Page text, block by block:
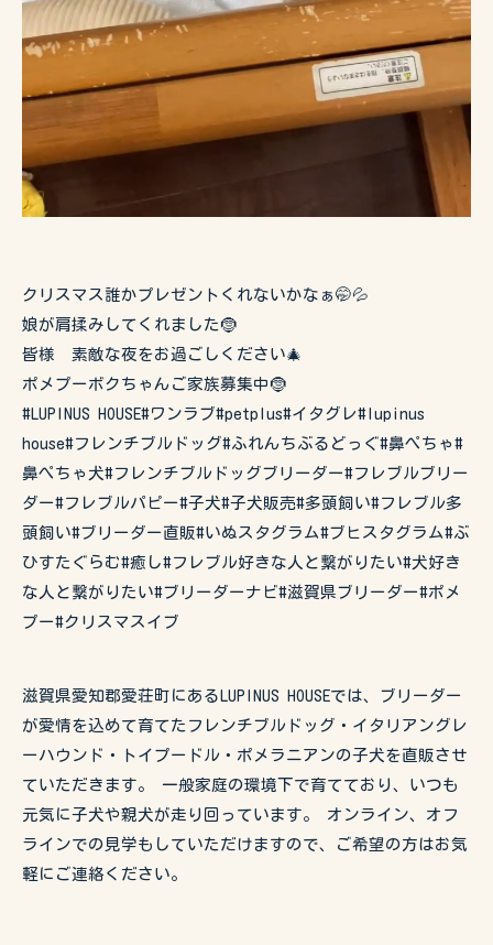
クリスマス誰かプレゼントくれないかなぁ🤭💦
娘が肩揉みしてくれました🤶
皆様 素敵な夜をお過ごしください🎄
ポメプーボクちゃんご家族募集中🤶
#LUPINUS HOUSE#ワンラブ#petplus#イタグレ#lupinus
house#フレンチブルドッグ#ふれんちぶるどっぐ#鼻ぺちゃ#
鼻ぺちゃ犬#フレンチブルドッグブリーダー#フレブルブリー
ダー#フレブルパピー#子犬#子犬販売#多頭飼い#フレブル多
頭飼い#ブリーダー直販#いぬスタグラム#ブヒスタグラム#ぶ
ひすたぐらむ#癒し#フレブル好きな人と繋がりたい#犬好き
な人と繋がりたい#ブリーダーナビ#滋賀県ブリーダー#ポメ
プー#クリスマスイブ
滋賀県愛知郡愛荘町にあるLUPINUS HOUSEでは、ブリーダー
が愛情を込めて育てたフレンチブルドッグ・イタリアングレ
ーハウンド・トイプードル・ポメラニアンの子犬を直販させ
ていただきます。 一般家庭の環境下で育てており、いつも
元気に子犬や親犬が走り回っています。 オンライン、オフ
ラインでの見学もしていただけますので、ご希望の方はお気
軽にご連絡ください。